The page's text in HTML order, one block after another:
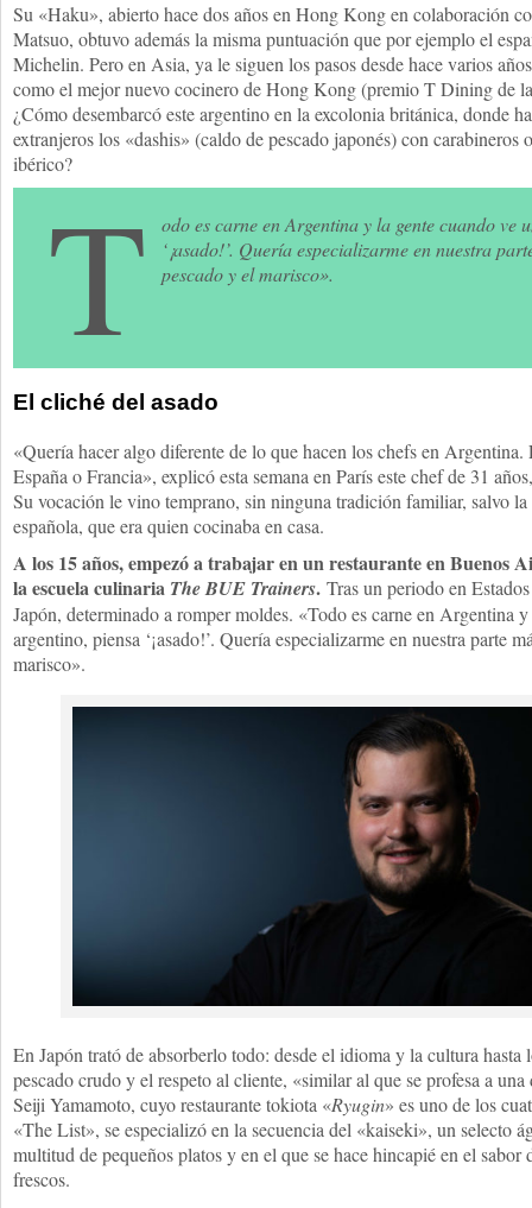
Su «Haku», abierto hace dos años en Hong Kong en colaboración
Matsuo, obtuvo además la misma puntuación que por ejemplo el
Michelin. Pero en Asia, ya le siguen los pasos desde hace varios
como el mejor nuevo cocinero de Hong Kong (premio T Dining de
¿Cómo desembarcó este argentino en la excolonia británica, donde
extranjeros los «dashis» (caldo de pescado japonés) con
ibérico?
T
odo es carne en Argentina y la gente cuando ve
‘¡asado!’. Quería especializarme en nuestra
pescado y el marisco».
El cliché del asado
«Quería hacer algo diferente de lo que hacen los chefs en
España o Francia», explicó esta semana en París este chef de 31
Su vocación le vino temprano, sin ninguna tradición familiar, salvo
española, que era quien cocinaba en casa.
A los 15 años, empezó a trabajar en un restaurante en Buenos
la escuela culinaria The BUE Trainers. Tras un periodo en
Japón, determinado a romper moldes. «Todo es carne en Argentina
argentino, piensa ‘¡asado!’. Quería especializarme en nuestra parte
marisco».
En Japón trató de absorberlo todo: desde el idioma y la cultura hasta
pescado crudo y el respeto al cliente, «similar al que se profesa a
Seiji Yamamoto, cuyo restaurante tokiota «Ryugin» es uno de los
«The List», se especializó en la secuencia del «kaiseki», un selecto
multitud de pequeños platos y en el que se hace hincapié en el sabor
frescos.